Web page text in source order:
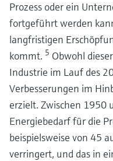
Prozess oder ein
fortgeführt werden
langfristigen
kommt. 5 Obwohl
Industrie im Lauf des
Verbesserungen im
erzielt. Zwischen 1950
Energiebedarf für die
beispielsweise von 45
verringert, und das in